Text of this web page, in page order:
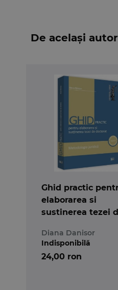
De același
Ghid practic
elaborarea si
sustinerea tezei
juridica
Diana Danisor
24,00 ron
Indisponibilă